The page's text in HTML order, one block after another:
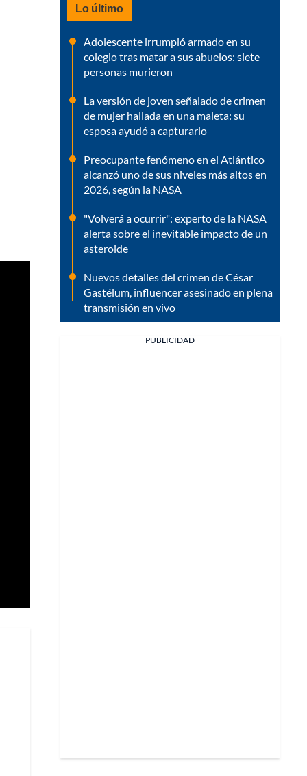
Lo último
Adolescente irrumpió armado en su
colegio tras matar a sus abuelos: siete
personas murieron
La versión de joven señalado de crimen
de mujer hallada en una maleta: su
esposa ayudó a capturarlo
Preocupante fenómeno en el Atlántico
alcanzó uno de sus niveles más altos en
2026, según la NASA
"Volverá a ocurrir": experto de la NASA
alerta sobre el inevitable impacto de un
asteroide
Nuevos detalles del crimen de César
Gastélum, influencer asesinado en plena
transmisión en vivo
PUBLICIDAD